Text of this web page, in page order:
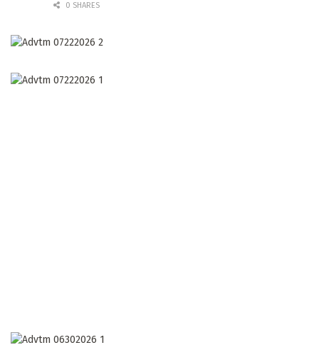
0 SHARES